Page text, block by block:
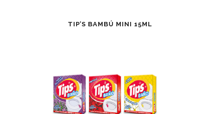
TIP’S BAMBÚ MINI 15ML